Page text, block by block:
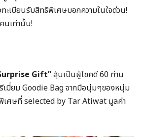
ะเบียนรับสิทธิพิเศษบอกความในใจด่วน!
นเท่านั้น!
Gift”ลุ้นเป็นผู้โชคดี 60 ท่าน
มี่ยม Goodie Bag จากมือนุ่มๆของหนุ่ม
เศษที่ selected by Tar Atiwat มูลค่า